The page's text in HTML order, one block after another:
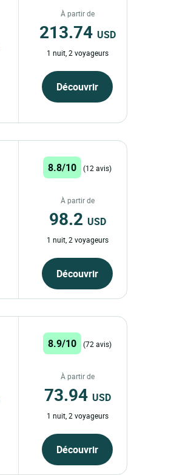
À partir de
213.74 USD
1 nuit, 2 voyageurs
Découvrir
8.8/10 (12 avis)
À partir de
98.2 USD
1 nuit, 2 voyageurs
Découvrir
8.9/10 (72 avis)
À partir de
73.94 USD
1 nuit, 2 voyageurs
Découvrir